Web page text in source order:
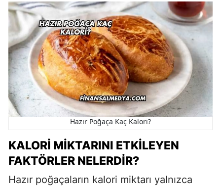
Hazır Poğaça Kaç Kalori?
KALORI MIKTARINI ETKILEYEN
FAKTÖRLER NELERDIR?
Hazır poğaçaların kalori miktarı yalnızca